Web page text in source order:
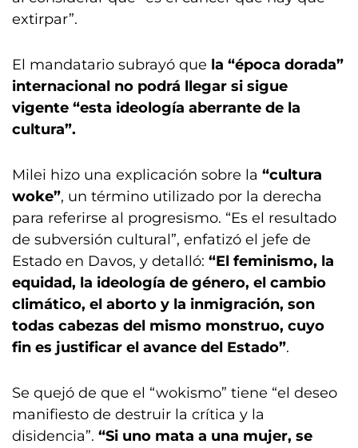
extirpar”.
El mandatario subrayó que la “época dorada”
internacional no podrá llegar si sigue
vigente “esta ideología aberrante de la
cultura”.
Milei hizo una explicación sobre la “cultura
woke”, un término utilizado por la derecha
para referirse al progresismo. “Es el resultado
de subversión cultural”, enfatizó el jefe de
Estado en Davos, y detalló: “El feminismo, la
equidad, la ideología de género, el cambio
climático, el aborto y la inmigración, son
todas cabezas del mismo monstruo, cuyo
fin es justificar el avance del Estado”.
Se quejó de que el “wokismo” tiene “el deseo
manifiesto de destruir la crítica y la
disidencia”. “Si uno mata a una mujer, se